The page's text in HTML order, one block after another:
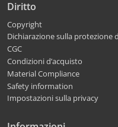
Diritto
Copyright
Dichiarazione sulla protezione
CGC
Condizioni d’acquisto
Material Compliance
Safety information
Impostazioni sulla privacy